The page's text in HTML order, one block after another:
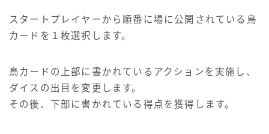
スタートプレイヤーから順番に場に公開されている鳥
カードを１枚選択します。
鳥カードの上部に書かれているアクションを実施し、
ダイスの出目を変更します。
その後、下部に書かれている得点を獲得します。